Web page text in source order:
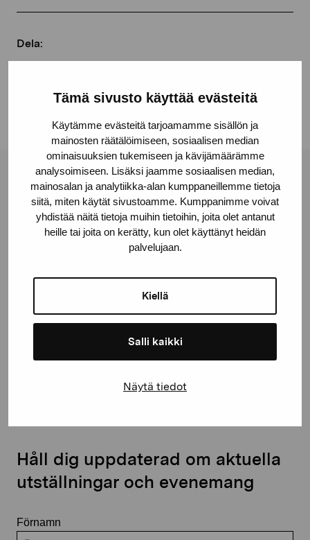
Tämä sivusto käyttää evästeitä
Käytämme evästeitä tarjoamamme sisällön ja
mainosten räätälöimiseen, sosiaalisen median
ominaisuuksien tukemiseen ja kävijämäärämme
analysoimiseen. Lisäksi jaamme sosiaalisen median,
mainosalan ja analytiikka-alan kumppaneillemme tietoja
siitä, miten käytät sivustoamme. Kumppanimme voivat
yhdistää näitä tietoja muihin tietoihin, joita olet antanut
heille tai joita on kerätty, kun olet käyttänyt heidän
palvelujaan.
Kiellä
Salli kaikki
Näytä tiedot
Dela:
Linkedin
Stiftelsen Pro Artibus
Gustav Wasas gata 11
Håll dig uppdaterad om aktuella
utställningar och evenemang
Förnamn